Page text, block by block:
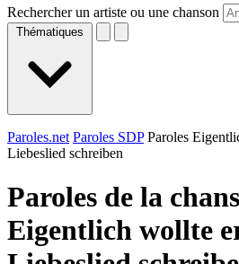
Rechercher un artiste ou une chanson
Thématiques
Paroles.net Paroles SDP Paroles
Liebeslied schreiben
Paroles de la
Eigentlich wollte